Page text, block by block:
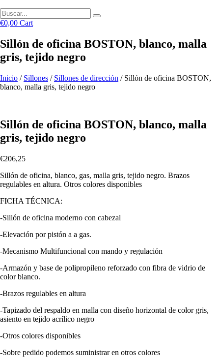
€0,00 Cart
Sillón de oficina BOSTON, blanco, malla
gris, tejido negro
Inicio / Sillones / Sillones de dirección / Sillón de oficina BOSTON,
blanco, malla gris, tejido negro
Sillón de oficina BOSTON, blanco, malla
gris, tejido negro
€206,25
Sillón de oficina, blanco, gas, malla gris, tejido negro. Brazos
regulables en altura. Otros colores disponibles
FICHA TÉCNICA:
-Sillón de oficina moderno con cabezal
-Elevación por pistón a a gas.
-Mecanismo Multifuncional con mando y regulación
-Armazón y base de polipropileno reforzado con fibra de vidrio de
color blanco.
-Brazos regulables en altura
-Tapizado del respaldo en malla con diseño horizontal de color gris,
asiento en tejido acrílico negro
-Otros colores disponibles
-Sobre pedido podemos suministrar en otros colores